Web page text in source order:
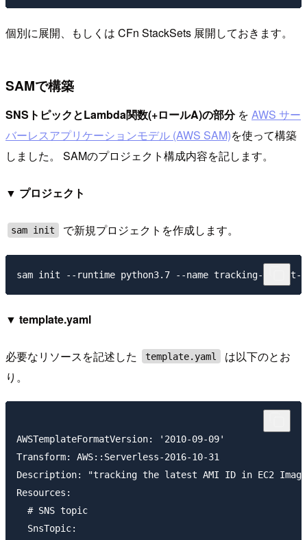
個別に展開、もしくは CFn StackSets 展開しておきます。
SAMで構築
SNSトピックとLambda関数(+ロールA)の部分を AWS サー
バーレスアプリケーションモデル (AWS SAM)を使って構築
しました。 SAMのプロジェクト構成内容を記します。
▼ プロジェクト
sam init で新規プロジェクトを作成します。
▼ template.yaml
必要なリソースを記述した template.yaml
は以下のとお
り。
AWSTemplateFormatVersion: '2010-09-09'
Transform: AWS::Serverless-2016-10-31
Description: "tracking the latest AMI ID in EC2
Resources:
  # SNS topic
  SnsTopic: